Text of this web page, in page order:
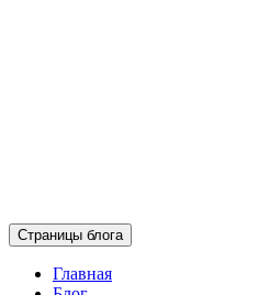
Страницы блога
Главная